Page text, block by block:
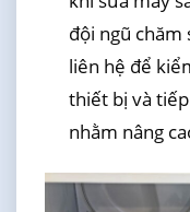
đội ngũ chăm
liên hệ để
thiết bị và
nhằm nâng